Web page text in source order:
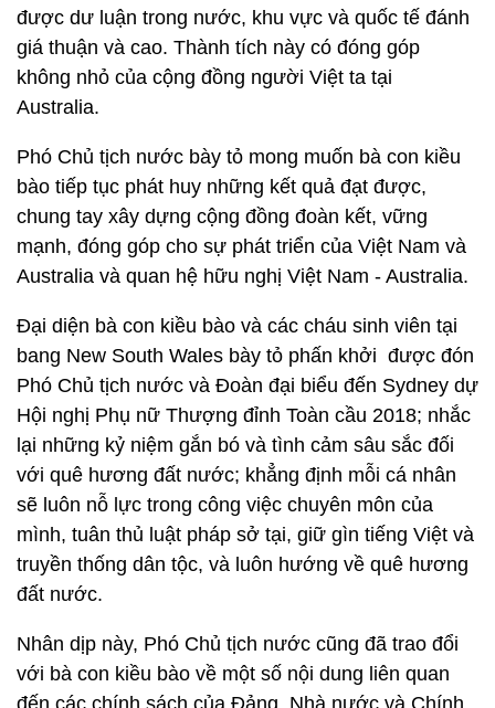
được dư luận trong nước, khu vực và quốc tế đánh
giá thuận và cao. Thành tích này có đóng góp
không nhỏ của cộng đồng người Việt ta tại
Australia.
Phó Chủ tịch nước bày tỏ mong muốn bà con kiều
bào tiếp tục phát huy những kết quả đạt được,
chung tay xây dựng cộng đồng đoàn kết, vững
mạnh, đóng góp cho sự phát triển của Việt Nam và
Australia và quan hệ hữu nghị Việt Nam - Australia.
Đại diện bà con kiều bào và các cháu sinh viên tại
bang New South Wales bày tỏ phấn khởi được đón
Phó Chủ tịch nước và Đoàn đại biểu đến Sydney dự
Hội nghị Phụ nữ Thượng đỉnh Toàn cầu 2018; nhắc
lại những kỷ niệm gắn bó và tình cảm sâu sắc đối
với quê hương đất nước; khẳng định mỗi cá nhân
sẽ luôn nỗ lực trong công việc chuyên môn của
mình, tuân thủ luật pháp sở tại, giữ gìn tiếng Việt và
truyền thống dân tộc, và luôn hướng về quê hương
đất nước.
Nhân dịp này, Phó Chủ tịch nước cũng đã trao đổi
với bà con kiều bào về một số nội dung liên quan
đến các chính sách của Đảng, Nhà nước và Chính